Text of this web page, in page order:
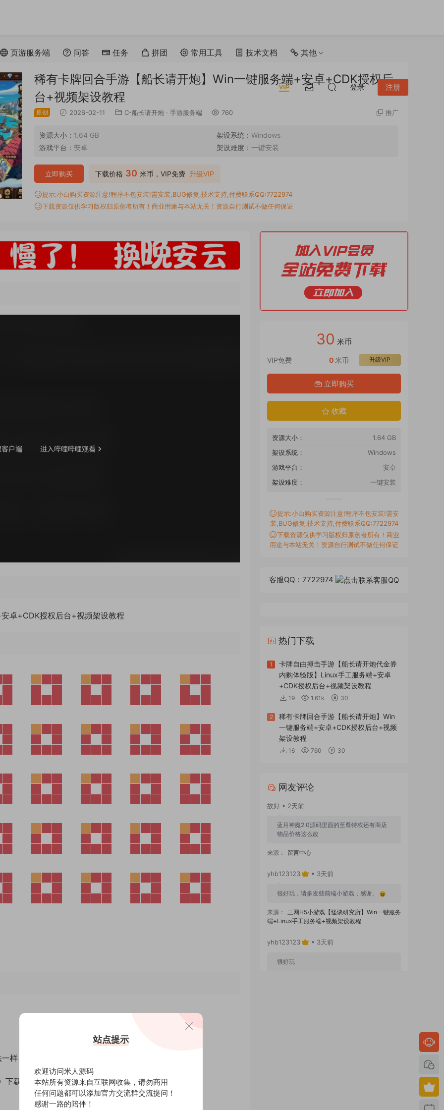
页游服务端 问答 任务 拼团 常用工具 技术文档 其他
登录 注册
稀有卡牌回合手游【船长请开炮】Win一键服务端+安卓+CDK授权后
台+视频架设教程
原创 2026-02-11 C-船长请开炮 · 手游服务端 760 推广
资源大小： 1.64 GB 架设系统： Windows
游戏平台： 安卓 架设难度： 一键安装
下载价格 30 米币，VIP免费 升级VIP
立即购买
提示:小白购买资源注意!程序不包安装!需安装,BUG修复,技术支持,付费联系QQ:7722974
下载资源仅供学习版权归原创者所有！商业用途与本站无关！资源自行测试不做任何保证
卓+CDK授权后台+视频架设教程
样）
下载好服务端，我这里已事先下载好了
30 米币
VIP免费 升级VIP
0米币
立即购买
收藏
资源大小：
1.64 GB
架设系统：
Windows
游戏平台：
安卓
架设难度：
一键安装
提示:小白购买资源注意!程序不包安装!需安
装,BUG修复,技术支持,付费联系QQ:7722974
下载资源仅供学习版权归原创者所有！商业
用途与本站无关！资源自行测试不做任何保证
客服QQ：7722974
热门下载
1
卡牌自由搏击手游【船长请开炮代金券
内购体验版】Linux手工服务端+安卓
+CDK授权后台+视频架设教程
19 1.61k 30
2
稀有卡牌回合手游【船长请开炮】Win
一键服务端+安卓+CDK授权后台+视频
架设教程
16 760 30
网友评论
故好 • 2天前
蓝月神魔2.0源码里面的至尊特权还有商店
物品价格这么改
来源： 留言中心
yhb123123 • 3天前
很好玩，请多发些前端小游戏，感谢。
来源：
三网H5小游戏【怪谈研究所】Win一键服务
端+Linux手工服务端+视频架设教程
yhb123123 • 3天前
很好玩
站点提示
欢迎访问米人源码
本站所有资源来自互联网收集，请勿商用
任何问题都可以添加官方交流群交流提问！
感谢一路的陪伴！